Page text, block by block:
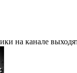
на канале